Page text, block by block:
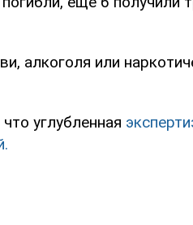
алкоголя или
углубленная